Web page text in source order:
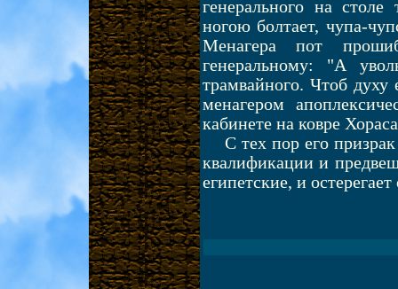
генерального на
ногою болтает, чупа-
Менагера пот
генеральному: "А
трамвайного. Чтоб духу
менагером
кабинете на ковре
С тех пор его
квалификации и
египетские, и